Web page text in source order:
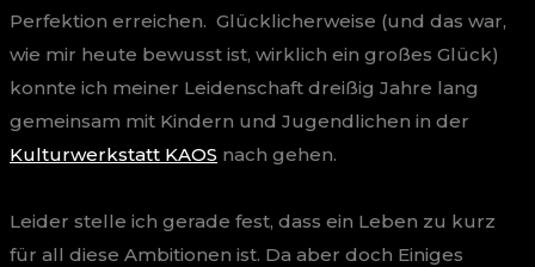
Perfektion erreichen. Glücklicherweise (und das war,
wie mir heute bewusst ist, wirklich ein großes Glück)
konnte ich meiner Leidenschaft dreißig Jahre lang
gemeinsam mit Kindern und Jugendlichen in der
Kulturwerkstatt KAOS nach gehen.
Leider stelle ich gerade fest, dass ein Leben zu kurz
für all diese Ambitionen ist. Da aber doch Einiges